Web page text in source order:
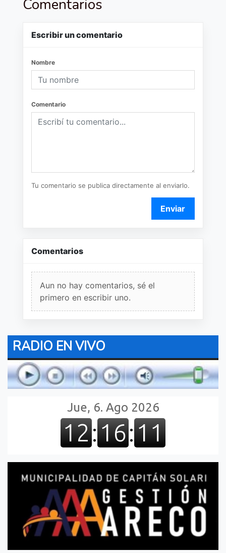
Comentarios
Escribir un comentario
Nombre
Comentario
Tu comentario se publica directamente al enviarlo.
Enviar
Comentarios
Aun no hay comentarios, sé el
primero en escribir uno.
RADIO EN VIVO